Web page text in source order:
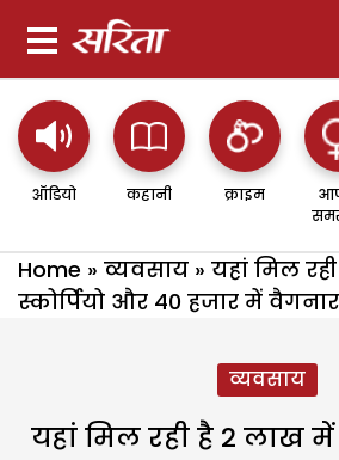
ऑडियो कहानी क्राइम
Home » व्यवसाय » यहां मिल
स्कोर्पियो और 40 हजार में वैगनार
व्यवसाय
यहां मिल रही है 2 लाख में